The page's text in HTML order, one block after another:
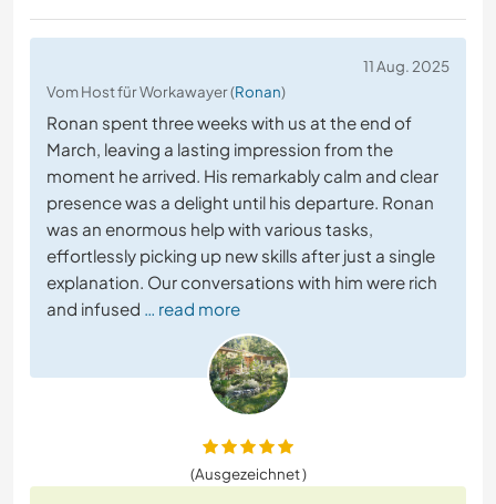
11 Aug. 2025
Vom Host für Workawayer (Ronan)
Ronan spent three weeks with us at the end of
March, leaving a lasting impression from the
moment he arrived. His remarkably calm and clear
presence was a delight until his departure. Ronan
was an enormous help with various tasks,
effortlessly picking up new skills after just a single
explanation. Our conversations with him were rich
and infused … read more
(Ausgezeichnet )